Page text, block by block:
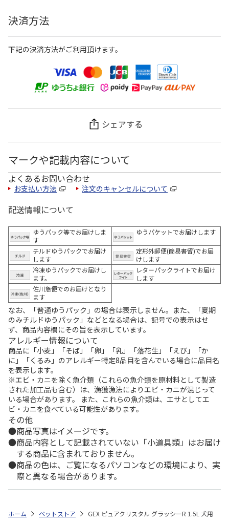
決済方法
下記の決済方法がご利用頂けます。
シェアする
マークや記載内容について
よくあるお問い合わせ
お支払い方法 注文のキャンセルについて
配送情報について
ゆうパック等でお届けしま
す
ゆうパケットでお届けします
チルドゆうパックでお届け
します
定形外郵便(簡易書留)でお届
けします
冷凍ゆうパックでお届けし
ます。
レターパックライトでお届け
します
佐川急便でのお届けとなり
ます
なお、「普通ゆうパック」の場合は表示しません。また、「夏期
のみチルドゆうパック」などとなる場合は、記号での表示はせ
ず、商品内容欄にその旨を表示しています。
アレルギー情報について
商品に「小麦」「そば」「卵」「乳」「落花生」「えび」「か
に」「くるみ」のアレルギー特定8品目を含んでいる場合に品目名
を表示します。
※エビ・カニを除く魚介類（これらの魚介類を原材料として製造
された加工品も含む）は、漁獲漁法によりエビ・カニが混じって
いる場合があります。 また、これらの魚介類は、エサとしてエ
ビ・カニを食べている可能性があります。
その他
商品写真はイメージです。
商品内容として記載されていない「小道具類」はお届け
する商品に含まれておりません。
商品の色は、ご覧になるパソコンなどの環境により、実
際と異なる場合があります。
ホーム ペットストア GEX ピュアクリスタル グラッシーR 1.5L 犬用